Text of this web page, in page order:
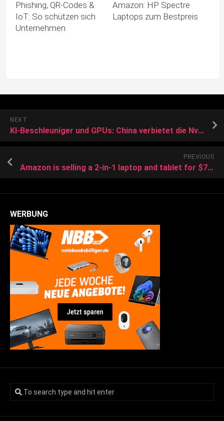
Phishing, QR-Codes &
IoT: So schützen sich
Unternehmen
Amazon: HP Spectre
Laptops zum Bestpreis
NEXT
KI-Beschleuniger und GPUs: China verbietet die Nvidia RTX 6000D
PREVIOUS
Amazon is selling a 2-in-1 laptop and tablet for $72 that people ‘can’t stop raving’ about
WERBUNG